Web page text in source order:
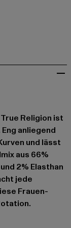
True Religion ist
anliegend
und lässt
aus 66%
2% Elasthan
jede
Frauen-